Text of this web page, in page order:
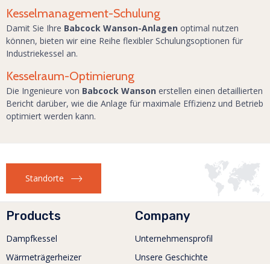
Kesselmanagement-Schulung
Damit Sie Ihre Babcock Wanson-Anlagen optimal nutzen
können, bieten wir eine Reihe flexibler Schulungsoptionen für
Industriekessel an.
Kesselraum-Optimierung
Die Ingenieure von Babcock Wanson erstellen einen detaillierten
Bericht darüber, wie die Anlage für maximale Effizienz und Betrieb
optimiert werden kann.
Standorte
Products
Dampfkessel
Wärmeträgerheizer
Company
Unternehmensprofil
Unsere Geschichte